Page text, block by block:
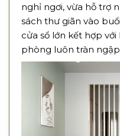
nghỉ ngơi, vừa hỗ trợ
sách thư giãn vào
cửa sổ lớn kết hợp với
phòng luôn tràn